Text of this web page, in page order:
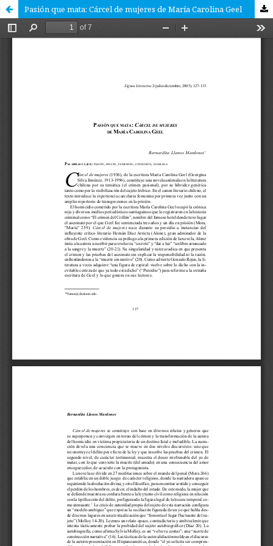
Pasión que mata: Cárcel de mujeres de María Carolina Geel